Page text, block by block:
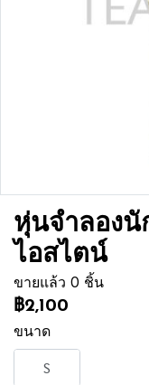
หุ่นจำลอง
ไอสไตน์
ขายแล้ว 0 ชิ้น
฿2,100
ขนาด
S